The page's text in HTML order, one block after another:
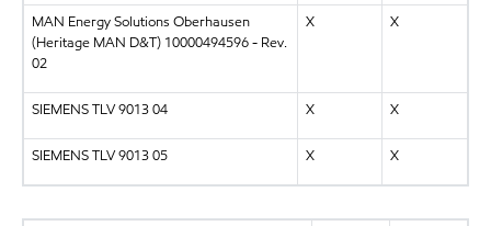
MAN Energy Solutions Oberhausen
(Heritage MAN D&T) 10000494596 - Rev.
02
X X
SIEMENS TLV 9013 04 X X
SIEMENS TLV 9013 05 X X